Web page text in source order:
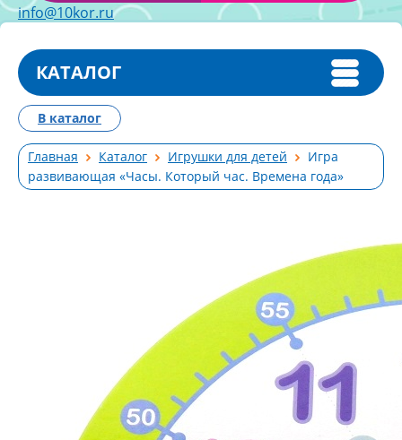
info@10kor.ru
КАТАЛОГ
Главная Каталог Игрушки для детей
Игра
развивающая «Часы. Который час. Времена года»
В каталог